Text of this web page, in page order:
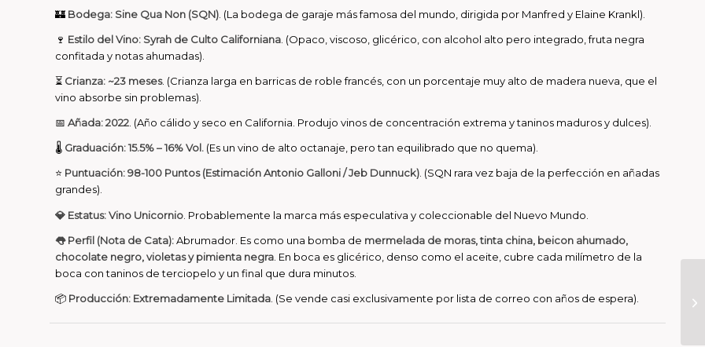
🏰 Bodega: Sine Qua Non (SQN). (La bodega de garaje más famosa del mundo, dirigida por Manfred y Elaine Krankl).
🍷 Estilo del Vino: Syrah de Culto Californiana. (Opaco, viscoso, glicérico, con alcohol alto pero integrado, fruta negra
confitada y notas ahumadas).
⏳ Crianza: ~23 meses. (Crianza larga en barricas de roble francés, con un porcentaje muy alto de madera nueva, que el
vino absorbe sin problemas).
📅 Añada: 2022. (Año cálido y seco en California. Produjo vinos de concentración extrema y taninos maduros y dulces).
🌡️ Graduación: 15.5% – 16% Vol.(Es un vino de alto octanaje, pero tan equilibrado que no quema).
⭐ Puntuación: 98-100 Puntos (Estimación Antonio Galloni / Jeb Dunnuck). (SQN rara vez baja de la perfección en añadas
grandes).
💎 Estatus: Vino Unicornio. Probablemente la marca más especulativa y coleccionable del Nuevo Mundo.
👅 Perfil (Nota de Cata):Abrumador. Es como una bomba de mermelada de moras, tinta china, beicon ahumado,
chocolate negro, violetas y pimienta negra. En boca es glicérico, denso como el aceite, cubre cada milímetro de la
boca con taninos de terciopelo y un final que dura minutos.
📦 Producción: Extremadamente Limitada. (Se vende casi exclusivamente por lista de correo con años de espera).